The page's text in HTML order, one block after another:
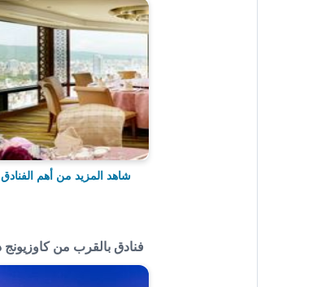
شاهد المزيد من أهم
فنادق بالقرب من كاوزيونج